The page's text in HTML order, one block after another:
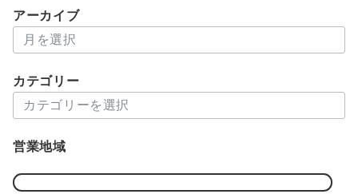
アーカイブ
ー
イ
カテゴリー
テ
リ
営業地域